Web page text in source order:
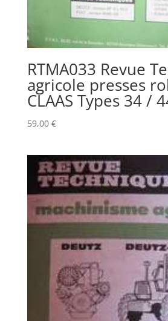
RTMA033 Revue
agricole presses
CLAAS Types 34 /
59,00 €